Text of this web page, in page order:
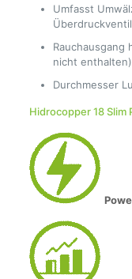
Umfasst
Überdruckventil
nicht
Durchmesser
Hidrocopper 18 Slim